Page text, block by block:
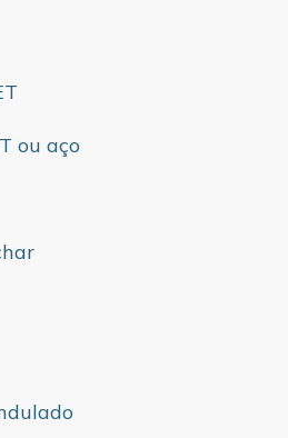
ou aço